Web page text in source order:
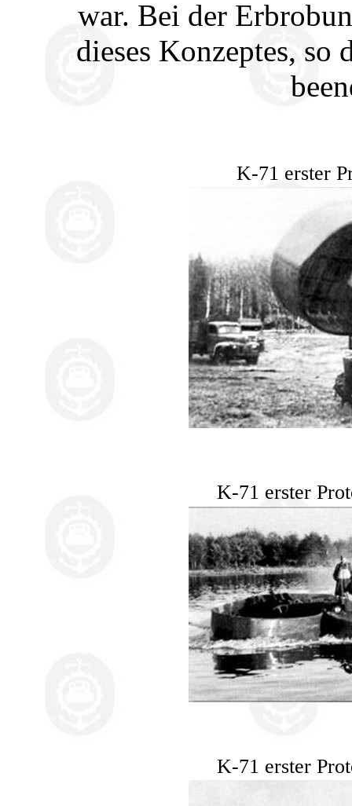
war. Bei der
dieses Konzeptes,
K-71 erster
K-71 erster
K-71 erster